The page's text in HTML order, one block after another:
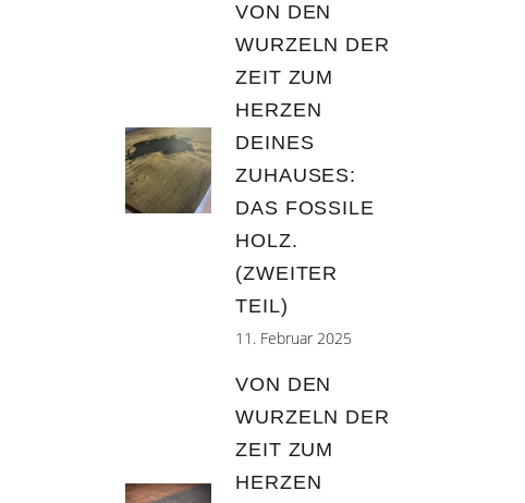
VON DEN
WURZELN DER
ZEIT ZUM
HERZEN
DEINES
ZUHAUSES:
DAS FOSSILE
HOLZ.
(ZWEITER
TEIL)
11. Februar 2025
VON DEN
WURZELN DER
ZEIT ZUM
HERZEN